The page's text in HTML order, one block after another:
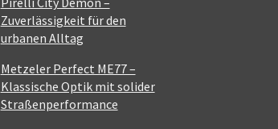
Zuverlässigkeit für den
urbanen Alltag
Metzeler Perfect ME77 –
Klassische Optik mit solider
Straßenperformance